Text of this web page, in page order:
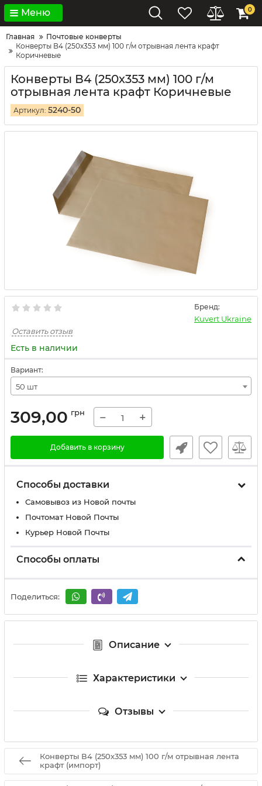
Меню 0
Главная
Почтовые конверты
Конверты В4 (250х353 мм) 100 г/м отрывная лента крафт
Коричневые
Конверты В4 (250х353 мм) 100 г/м
отрывная лента крафт Коричневые
Артикул: 5240-50
Бренд:
Kuvert Ukraine
Оставить отзыв
Есть в наличии
Вариант:
50 шт
309,00 грн − +
Добавить в корзину
Способы доставки
Самовывоз из Новой почты
Почтомат Новой Почты
Курьер Новой Почты
Способы оплаты
Поделиться:
Описание
Характеристики
Отзывы
Конверты В4 (250х353 мм) 100 г/м отрывная лента
крафт (импорт)